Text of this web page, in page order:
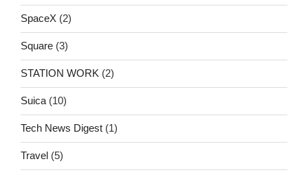
SpaceX (2)
Square (3)
STATION WORK (2)
Suica (10)
Tech News Digest (1)
Travel (5)